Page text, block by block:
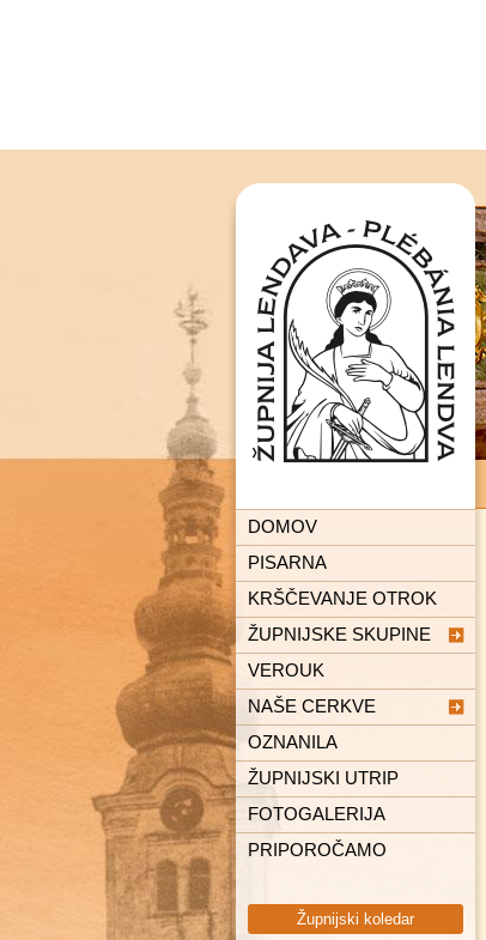
DOMOV
PISARNA
KRŠČEVANJE OTROK
ŽUPNIJSKE SKUPINE
Karitas
Ministranti
Pevska skupina Spiritus
Gaudi
Pastoralni svet
VEROUK
NAŠE CERKVE
Čentiba
Dolina
Dolnji Lakoš
Gaberje
Kapca
OZNANILA
ŽUPNIJSKI UTRIP
FOTOGALERIJA
PRIPOROČAMO
Župnijski koledar